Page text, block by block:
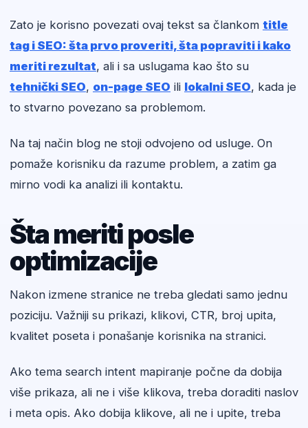
Zato je korisno povezati ovaj tekst sa člankom title
tag i SEO: šta prvo proveriti, šta popraviti i kako
meriti rezultat, ali i sa uslugama kao što su
tehnički SEO, on-page SEO ili lokalni SEO, kada je
to stvarno povezano sa problemom.
Na taj način blog ne stoji odvojeno od usluge. On
pomaže korisniku da razume problem, a zatim ga
mirno vodi ka analizi ili kontaktu.
Šta meriti posle
optimizacije
Nakon izmene stranice ne treba gledati samo jednu
poziciju. Važniji su prikazi, klikovi, CTR, broj upita,
kvalitet poseta i ponašanje korisnika na stranici.
Ako tema search intent mapiranje počne da dobija
više prikaza, ali ne i više klikova, treba doraditi naslov
i meta opis. Ako dobija klikove, ali ne i upite, treba